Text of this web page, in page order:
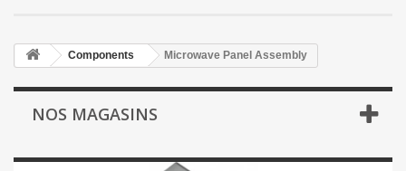
Components Microwave Panel Assembly
NOS MAGASINS